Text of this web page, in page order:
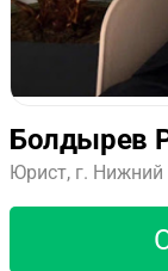
Болдырев
Юрист, г. Нижний